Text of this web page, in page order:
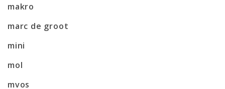
makro
marc de groot
mini
mol
mvos